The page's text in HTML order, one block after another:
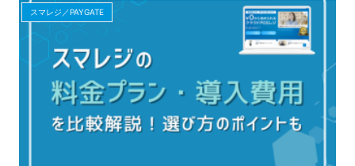
スマレジ／PAYGATE